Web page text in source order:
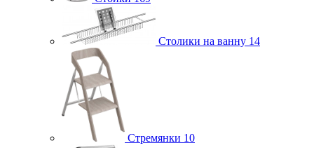
Столики на ванну 14
Стремянки 10